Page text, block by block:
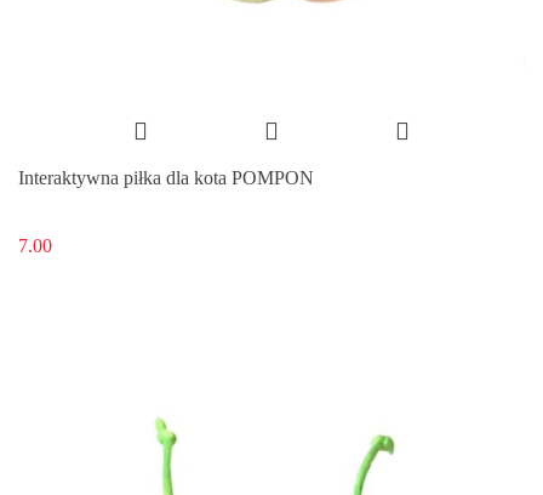
Interaktywna piłka dla kota POMPON
7.00